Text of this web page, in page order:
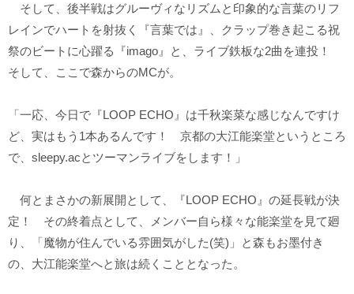
そして、後半戦はグルーヴィなリズムと印象的な言葉のリフ
レインでハートを射抜く『言葉では』、クラップ巻き起こる祝
祭のビートに心躍る『imago』と、ライブ鉄板な2曲を連投！
そして、ここで森からのMCが。
「一応、今日で『LOOP ECHO』は千秋楽菜な感じなんですけ
ど、実はもう1本あるんです！ 京都の大江能楽堂というところ
で、sleepy.acとツーマンライブをします！」
何とまさかの新展開として、『LOOP ECHO』の延長戦が決
定！ その終着点として、メンバー自ら様々な能楽堂を見て廻
り、「魔物が住んでいる雰囲気がした(笑)」と森もお墨付き
の、大江能楽堂へと旅は続くこととなった。